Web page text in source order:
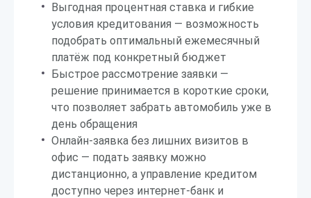
Выгодная процентная ставка и гибкие
условия кредитования — возможность
подобрать оптимальный ежемесячный
платёж под конкретный бюджет
Быстрое рассмотрение заявки —
решение принимается в короткие сроки,
что позволяет забрать автомобиль уже в
день обращения
Онлайн-заявка без лишних визитов в
офис — подать заявку можно
дистанционно, а управление кредитом
доступно через интернет-банк и